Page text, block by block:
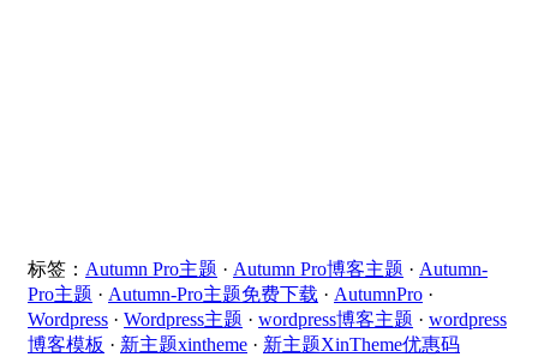
标签： Autumn Pro主题 · Autumn Pro博客主题 · Autumn-
Pro主题 · Autumn-Pro主题免费下载 · AutumnPro ·
Wordpress · Wordpress主题 · wordpress博客主题 · wordpress
博客模板 · 新主题xintheme · 新主题XinTheme优惠码